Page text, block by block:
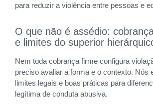
para reduzir a violência entre pessoas e
O que não é assédio:
e limites do superior
Nem toda cobrança firme configura
preciso avaliar a forma e o contexto. Nós
limites legais e boas práticas para
legítima de conduta abusiva.